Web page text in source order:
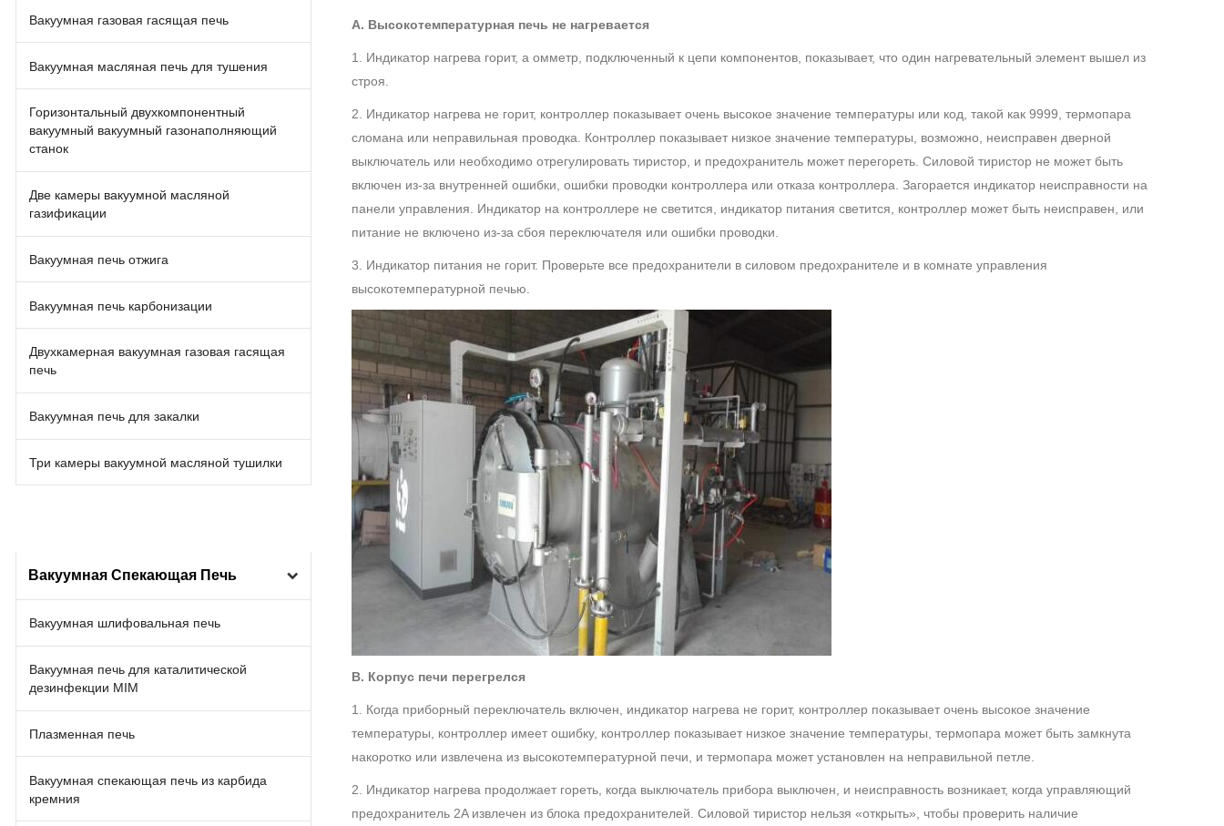
Вакуумная газовая гасящая печь
Вакуумная масляная печь для тушения
Горизонтальный двухкомпонентный
вакуумный вакуумный газонаполняющий
станок
Две камеры вакуумной масляной
газификации
Вакуумная печь отжига
Вакуумная печь карбонизации
Двухкамерная вакуумная газовая гасящая
печь
Вакуумная печь для закалки
Три камеры вакуумной масляной тушилки
Вакуумная Спекающая Печь
Вакуумная шлифовальная печь
Вакуумная печь для каталитической
дезинфекции MIM
Плазменная печь
Вакуумная спекающая печь из карбида
кремния
A. Высокотемпературная печь не нагревается
1. Индикатор нагрева горит, а омметр, подключенный к цепи компонентов, показывает, что один нагревательный элемент вышел из
строя.
2. Индикатор нагрева не горит, контроллер показывает очень высокое значение температуры или код, такой как 9999, термопара
сломана или неправильная проводка. Контроллер показывает низкое значение температуры, возможно, неисправен дверной
выключатель или необходимо отрегулировать тиристор, и предохранитель может перегореть. Силовой тиристор не может быть
включен из-за внутренней ошибки, ошибки проводки контроллера или отказа контроллера. Загорается индикатор неисправности на
панели управления. Индикатор на контроллере не светится, индикатор питания светится, контроллер может быть неисправен, или
питание не включено из-за сбоя переключателя или ошибки проводки.
3. Индикатор питания не горит. Проверьте все предохранители в силовом предохранителе и в комнате управления
высокотемпературной печью.
B. Корпус печи перегрелся
1. Когда приборный переключатель включен, индикатор нагрева не горит, контроллер показывает очень высокое значение
температуры, контроллер имеет ошибку, контроллер показывает низкое значение температуры, термопара может быть замкнута
накоротко или извлечена из высокотемпературной печи, и термопара может установлен на неправильной петле.
2. Индикатор нагрева продолжает гореть, когда выключатель прибора выключен, и неисправность возникает, когда управляющий
предохранитель 2A извлечен из блока предохранителей. Силовой тиристор нельзя «открыть», чтобы проверить наличие